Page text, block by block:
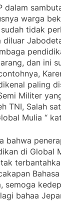
dalam
warga
tidak
diluar
dan ini
paling
Militer
TNI, Salah
Mulia “
bahwa
di Global
semoga
bahaa